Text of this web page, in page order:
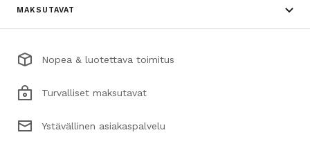
MAKSUTAVAT
Nopea & luotettava toimitus
Turvalliset maksutavat
Ystävällinen asiakaspalvelu